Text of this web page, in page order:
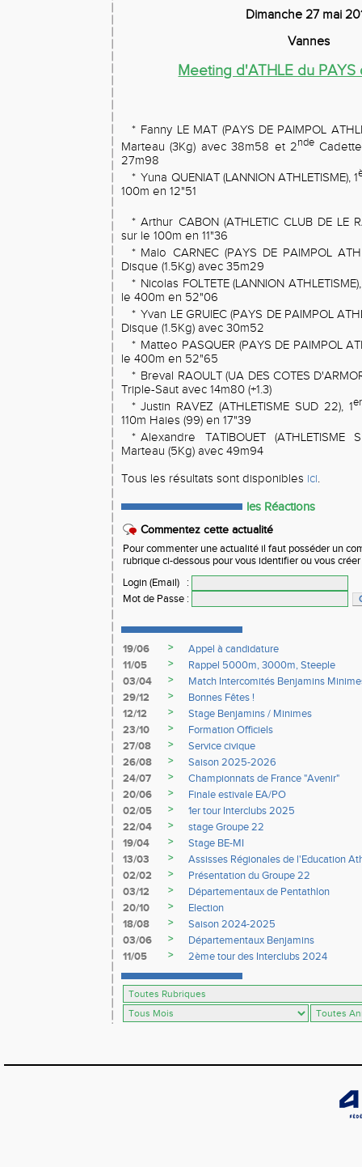
Dimanche 27 mai
Vannes
Meeting d'ATHLE du PAYS
* Fanny LE MAT (PAYS DE PAIMPOL
Marteau (3Kg) avec 38m58 et 2nde
27m98
* Yuna QUENIAT (LANNION ATHLETISME), 1
100m en 12"51
* Arthur CABON (ATHLETIC CLUB DE LE
sur le 100m en 11"36
* Malo CARNEC (PAYS DE PAIMPOL
Disque (1.5Kg) avec 35m29
* Nicolas FOLTETE (LANNION
le 400m en 52"06
* Yvan LE GRUIEC (PAYS DE PAIMPOL
Disque (1.5Kg) avec 30m52
* Matteo PASQUER (PAYS DE PAIMPOL
le 400m en 52"65
* Breval RAOULT (UA DES COTES
Triple-Saut avec 14m80 (+1.3)
* Justin RAVEZ (ATHLETISME SUD 22), 1er
110m Haies (99) en 17"39
* Alexandre TATIBOUET (ATHLETISME
Marteau (5Kg) avec 49m94
Tous les résultats sont disponibles ici.
les Réactions
Commentez cette actualité
Pour commenter une actualité il faut posséder un
rubrique ci-dessous pour vous identifier ou vous
Login (Email)
:
Mot de Passe :
19/06 >
Appel à candidature
11/05
>
Rappel 5000m, 3000m, Steeple
03/04
>
Match Intercomités Benjamins
29/12
>
Bonnes Fêtes !
12/12
>
Stage Benjamins / Minimes
23/10
>
Formation Officiels
27/08
>
Service civique
26/08
>
Saison 2025-2026
24/07
>
Championnats de France "Avenir"
20/06
>
Finale estivale EA/PO
02/05
>
1er tour Interclubs 2025
22/04
>
stage Groupe 22
19/04
>
Stage BE-MI
13/03
>
Assisses Régionales de l'Education
02/02
>
Présentation du Groupe 22
03/12
>
Départementaux de Pentathlon
20/10
>
Election
18/08
>
Saison 2024-2025
03/06
>
Départementaux Benjamins
11/05
> 2ème tour des Interclubs 2024